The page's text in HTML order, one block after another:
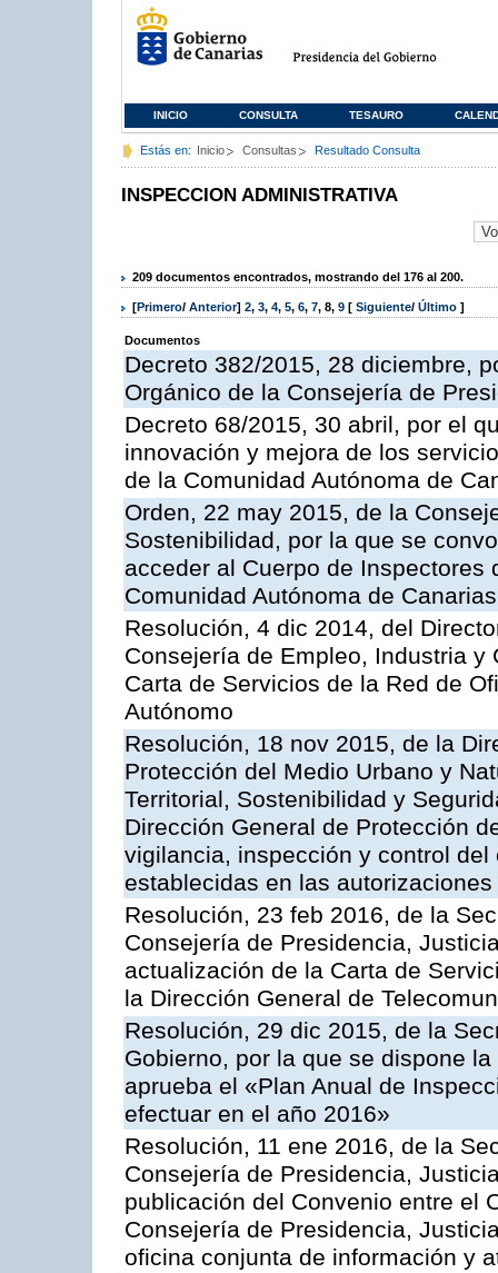
INICIO CONSULTA TESAURO
Estás en: Inicio Consultas Resultado Consulta
INSPECCION ADMINISTRATIVA
209 documentos encontrados, mostrando del 176 al 200.
[Primero/ Anterior] 2, 3, 4, 5, 6, 7, 8, 9 [ Siguiente/ Último ]
Documentos
Decreto 382/2015, 28 diciembre,
Orgánico de la Consejería de
Decreto 68/2015, 30 abril, por el
innovación y mejora de los
de la Comunidad Autónoma de
Orden, 22 may 2015, de la
Sostenibilidad, por la que se
acceder al Cuerpo de
Comunidad Autónoma de Canarias
Resolución, 4 dic 2014, del
Consejería de Empleo, Industria
Carta de Servicios de la Red de
Autónomo
Resolución, 18 nov 2015, de la
Protección del Medio Urbano y
Territorial, Sostenibilidad y
Dirección General de Protección
vigilancia, inspección y control
establecidas en las
Resolución, 23 feb 2016, de la
Consejería de Presidencia,
actualización de la Carta de
la Dirección General de
Resolución, 29 dic 2015, de la
Gobierno, por la que se dispone
aprueba el «Plan Anual de
efectuar en el año 2016»
Resolución, 11 ene 2016, de la
Consejería de Presidencia,
publicación del Convenio entre el
Consejería de Presidencia,
oficina conjunta de información y